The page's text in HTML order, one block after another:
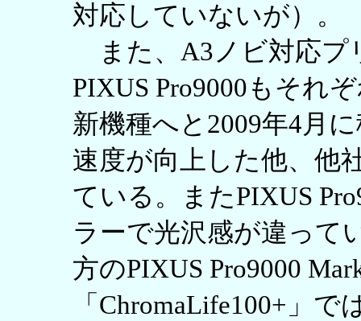
対応していないが）。
また、A3ノビ対応プ
PIXUS Pro9000もそれ
新機種へと2009年4月
速度が向上した他、他
ている。またPIXUS
ラーで光沢感が違って
方のPIXUS Pro9000
「ChromaLife100+」